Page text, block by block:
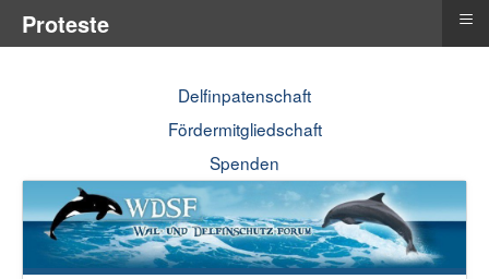
Delfinpatenschaft
Fördermitgliedschaft
Spenden
Proteste ≡